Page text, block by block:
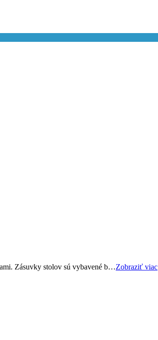
Zásuvky stolov sú vybavené b…Zobraziť viac